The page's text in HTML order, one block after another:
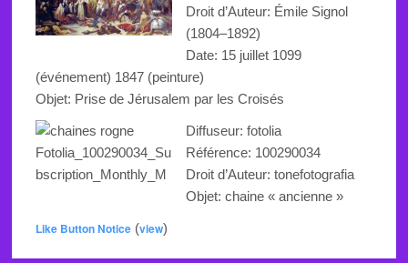
Droit d’Auteur: Émile Signol
(1804–1892)
Date: 15 juillet 1099
(événement) 1847 (peinture)
Objet: Prise de Jérusalem par les Croisés
Diffuseur: fotolia
Référence: 100290034
Droit d’Auteur: tonefotografia
Objet: chaine « ancienne »
Like Button Notice(view)